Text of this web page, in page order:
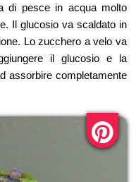
di pesce in acqua molto
Il glucosio va scaldato in
Lo zucchero a velo va
il glucosio e la
assorbire completamente